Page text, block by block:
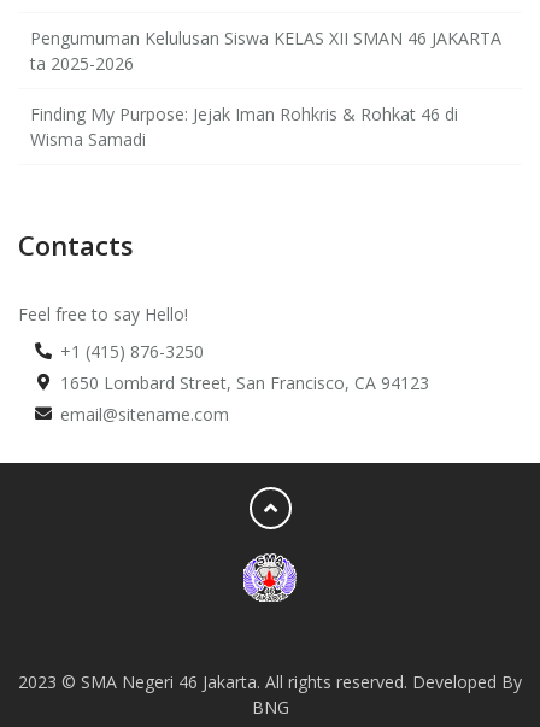
Pengumuman Kelulusan Siswa KELAS XII SMAN 46 JAKARTA
ta 2025-2026
Finding My Purpose: Jejak Iman Rohkris & Rohkat 46 di
Wisma Samadi
Contacts
Feel free to say Hello!
+1 (415) 876-3250
1650 Lombard Street, San Francisco, CA 94123
email@sitename.com
2023 © SMA Negeri 46 Jakarta. All rights reserved. Developed By
BNG